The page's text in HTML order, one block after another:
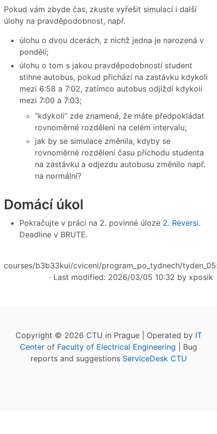
Pokud vám zbyde čas, zkuste vyřešit simulací i další
úlohy na pravděpodobnost, např.
úlohu o dvou dcerách, z nichž jedna je narozená v
pondělí;
úlohu o tom s jakou pravděpodobností student
stihne autobus, pokud přichází na zastávku kdykoli
mezi 6:58 a 7:02, zatímco autobus odjíždí kdykoli
mezi 7:00 a 7:03;
“kdykoli” zde znamená, že máte předpokládat
rovnoměrné rozdělení na celém intervalu;
jak by se simulace změnila, kdyby se
rovnoměrné rozdělení času příchodu studenta
na zastávku a odjezdu autobusu změnilo např.
na normální?
Domácí úkol
Pokračujte v práci na 2. povinné úloze 2. Reversi.
Deadline v BRUTE.
courses/b3b33kui/cviceni/program_po_tydnech/
· Last modified: 2026/03/05 10:32 by xposik
Copyright © 2026 CTU in Prague | Operated by IT
Center of Faculty of Electrical Engineering | Bug
reports and suggestions ServiceDesk CTU